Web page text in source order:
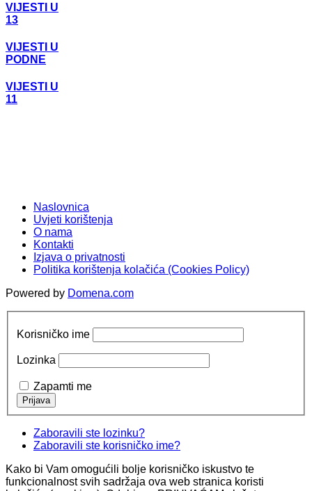
VIJESTI U
13
VIJESTI U
PODNE
VIJESTI U
11
Naslovnica
Uvjeti korištenja
O nama
Kontakti
Izjava o privatnosti
Politika korištenja kolačića (Cookies Policy)
Powered by Domena.com
Korisničko ime
Lozinka
Zapamti me
Zaboravili ste lozinku?
Zaboravili ste korisničko ime?
Kako bi Vam omogućili bolje korisničko iskustvo te
funkcionalnost svih sadržaja ova web stranica koristi